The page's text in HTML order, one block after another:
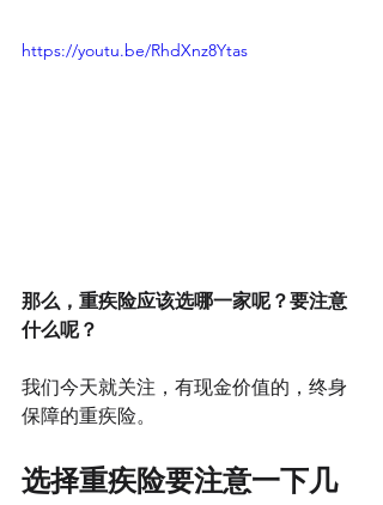
https://youtu.be/RhdXnz8Ytas
那么，重疾险应该选哪一家呢？要注意
什么呢？
我们今天就关注，有现金价值的，终身
保障的重疾险。
选择重疾险要注意一下几